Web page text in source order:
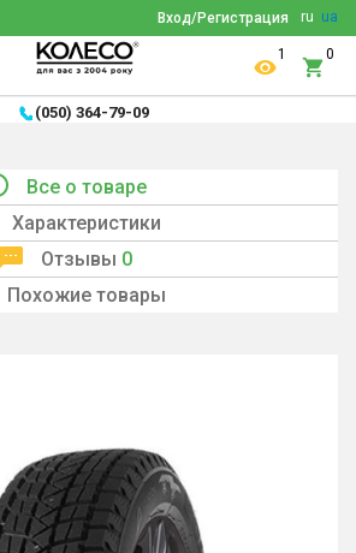
ru ua
Вход/Регистрация
1 0
(050) 364-79-09
Все о товаре
Характеристики
Отзывы 0
Похожие товары